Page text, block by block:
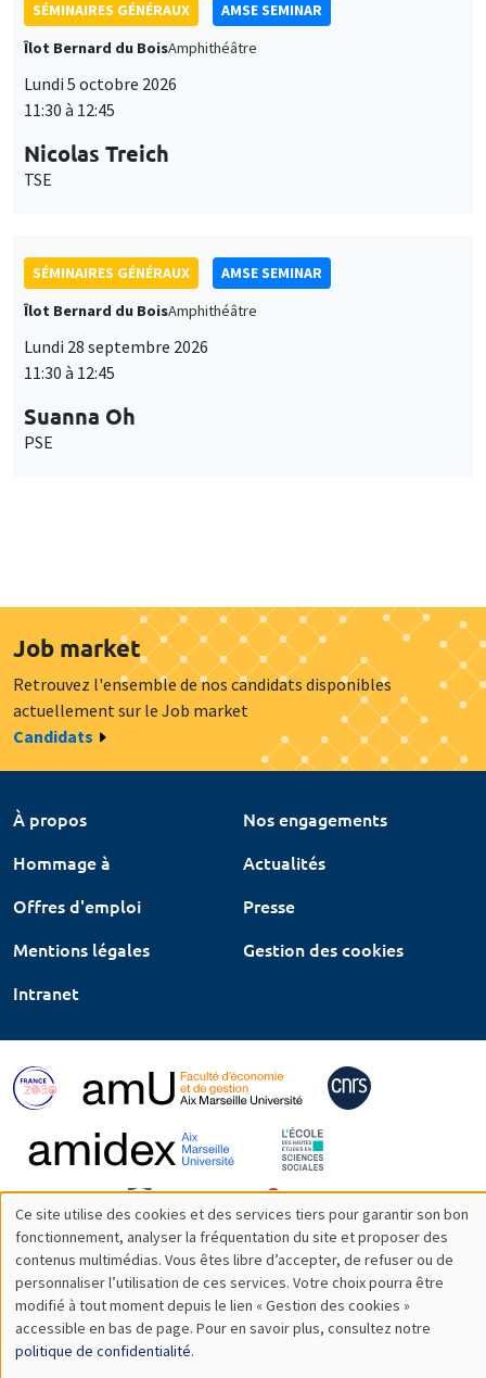
SÉMINAIRES GÉNÉRAUX
AMSE SEMINAR
Îlot Bernard du BoisAmphithéâtre
Lundi 5 octobre 2026
11:30 à 12:45
Nicolas Treich
TSE
SÉMINAIRES GÉNÉRAUX
AMSE SEMINAR
Îlot Bernard du BoisAmphithéâtre
Lundi 28 septembre 2026
11:30 à 12:45
Suanna Oh
PSE
Job market
Retrouvez l'ensemble de nos candidats disponibles
actuellement sur le Job market
Candidats
À propos
Nos engagements
Hommage à
Actualités
Offres d'emploi
Presse
Mentions légales
Gestion des cookies
Intranet
Utilisation
des
données
personnelles
Ce site utilise des cookies et des services tiers pour garantir son bon
fonctionnement, analyser la fréquentation du site et proposer des
contenus multimédias. Vous êtes libre d’accepter, de refuser ou de
personnaliser l’utilisation de ces services. Votre choix pourra être
modifié à tout moment depuis le lien « Gestion des cookies »
accessible en bas de page. Pour en savoir plus, consultez notre
politique de confidentialité.